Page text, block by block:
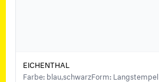
EICHENTHAL
Farbe: blau,schwarzForm: Langstempel